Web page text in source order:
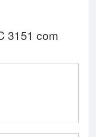
3151 com